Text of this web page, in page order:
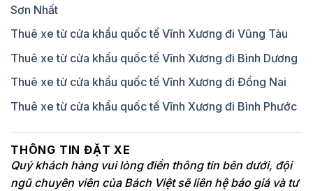
Sơn Nhất
Thuê xe từ cửa khẩu quốc tế Vĩnh Xương đi Vũng Tàu
Thuê xe từ cửa khẩu quốc tế Vĩnh Xương đi Bình Dương
Thuê xe từ cửa khẩu quốc tế Vĩnh Xương đi Đồng Nai
Thuê xe từ cửa khẩu quốc tế Vĩnh Xương đi Bình Phước
THÔNG TIN ĐẶT XE
Quý khách hàng vui lòng điền thông tin bên dưới, đội
ngũ chuyên viên của Bách Việt sẽ liên hệ báo giá và tư